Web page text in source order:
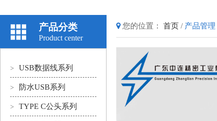
产品分类
Product center
> USB数据线系列
> 防水USB系列
> TYPE C公头系列
您的位置： 首页 / 产品管理